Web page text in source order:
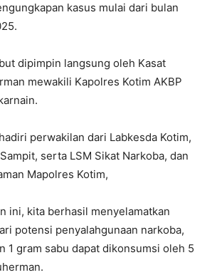
kasus mulai dari bulan
dipimpin langsung oleh Kasat
mewakili Kapolres Kotim AKBP
perwakilan dari Labkesda Kotim,
serta LSM Sikat Narkoba, dan
Mapolres Kotim,
ini, kita berhasil menyelamatkan
potensi penyalahgunaan narkoba,
1 gram sabu dapat dikonsumsi oleh 5